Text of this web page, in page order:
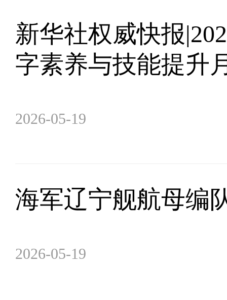
新华社权威快报
字素养与技能提升
2026-05-19
海军辽宁舰航母编
2026-05-19